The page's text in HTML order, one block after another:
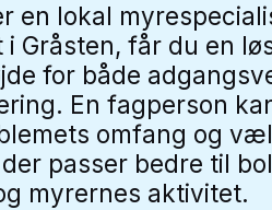
en lokal
Gråsten, får du en
for både
En fagperson
omfang og
passer bedre til
myrernes aktivitet.